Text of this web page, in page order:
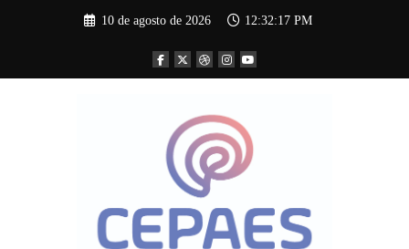
10 de agosto de 2026 12:32:18 PM